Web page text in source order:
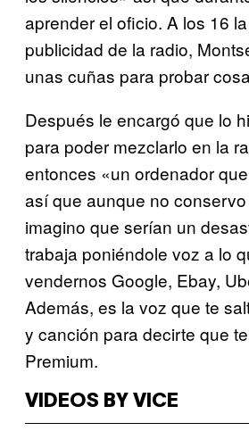
aprender el oficio. A los 16
publicidad de la radio,
unas cuñas para probar
Después le encargó que lo
para poder mezclarlo en la
entonces «un ordenador
así que aunque no
imagino que serían un
trabaja poniéndole voz a lo
vendernos Google, Ebay,
Además, es la voz que te
y canción para decirte que
Premium.
VIDEOS BY VICE